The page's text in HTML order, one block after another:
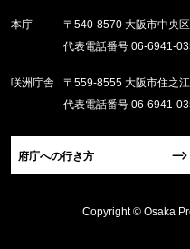
本庁
〒540-8570 大阪市中央
代表電話番号 06-6941-
咲洲庁舎
〒559-8555 大阪市住之
代表電話番号 06-6941-
府庁への行き方
Copyright © Osaka